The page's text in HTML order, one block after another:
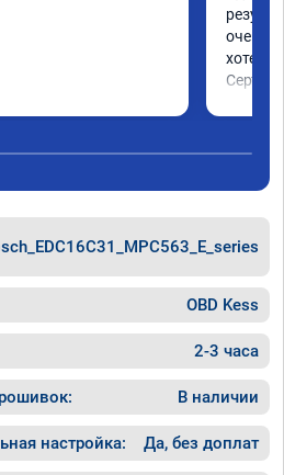
очень
хотел.
OBD Kess
2-3 часа
В наличии
настройка: Да, без доплат